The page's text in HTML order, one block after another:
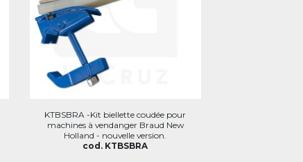
KTBSBRA -Kit biellette coudée pour
machines à vendanger Braud New
Holland - nouvelle version.
cod. KTBSBRA